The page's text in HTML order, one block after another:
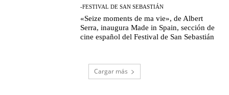
-FESTIVAL DE SAN SEBASTIÁN
«Seize moments de ma vie», de Albert
Serra, inaugura Made in Spain, sección de
cine español del Festival de San Sebastián
Cargar más